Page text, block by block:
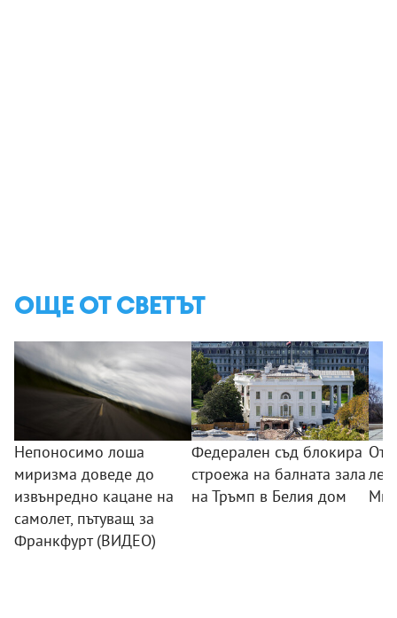
ОЩЕ ОТ СВЕТЪТ
Непоносимо лоша
миризма доведе до
извънредно кацане на
самолет, пътуващ за
Франкфурт (ВИДЕО)
Федерален съд блокира
строежа на балната зала
на Тръмп в Белия дом